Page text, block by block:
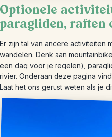
Optionele
paragliden,
Er zijn tal van andere activiteiten
wandelen. Denk aan
een dag voor je regelen),
rivier. Onderaan deze pagina
Laat het ons gerust weten als je